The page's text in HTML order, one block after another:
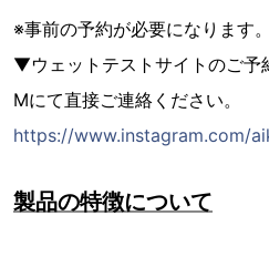
※事前の予約が必要になります。
▼ウェットテストサイトのご予
Mにて直接ご連絡ください。
https://www.instagram.com/
製品の特徴について